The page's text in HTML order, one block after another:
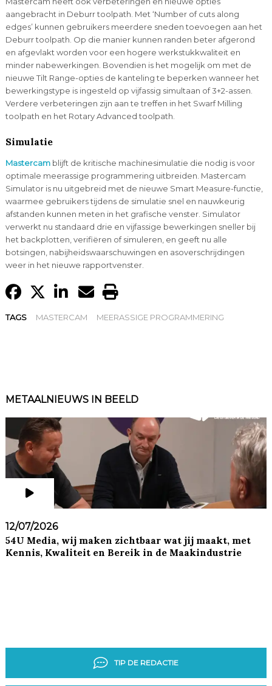
aangebracht in Deburr toolpath. Met ‘Number of cuts along
edges’ kunnen gebruikers meerdere sneden toevoegen aan het
Deburr toolpath. Op die manier kunnen randen beter afgerond
en afgevlakt worden voor een hogere werkstukkwaliteit en
minder nabewerkingen. Bovendien is het mogelijk om met de
nieuwe Tilt Range-opties de kanteling te beperken wanneer het
bewerkingstype is ingesteld op vijfassig simultaan of 3+2-assen.
Verdere verbeteringen zijn aan te treffen in het Swarf Milling
toolpath en het Rotary Advanced toolpath.
Simulatie
Mastercamblijft de kritische machinesimulatie die nodig is voor
optimale meerassige programmering uitbreiden. Mastercam
Simulator is nu uitgebreid met de nieuwe Smart Measure-functie,
waarmee gebruikers tijdens de simulatie snel en nauwkeurig
afstanden kunnen meten in het grafische venster. Simulator
verwerkt nu standaard drie en vijfassige bewerkingen sneller bij
het backplotten, verifiëren of simuleren, en geeft nu alle
botsingen, nabijheidswaarschuwingen en asoverschrijdingen
weer in het nieuwe rapportvenster.
TAGS MASTERCAM MEERASSIGE PROGRAMMERING
METAALNIEUWS IN BEELD
12/07/2026
54U Media, wij maken zichtbaar wat jij maakt, met
Kennis, Kwaliteit en Bereik in de Maakindustrie
TIP DE REDACTIE